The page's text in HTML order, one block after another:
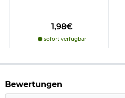
1,98€
sofort verfügbar
Bewertungen